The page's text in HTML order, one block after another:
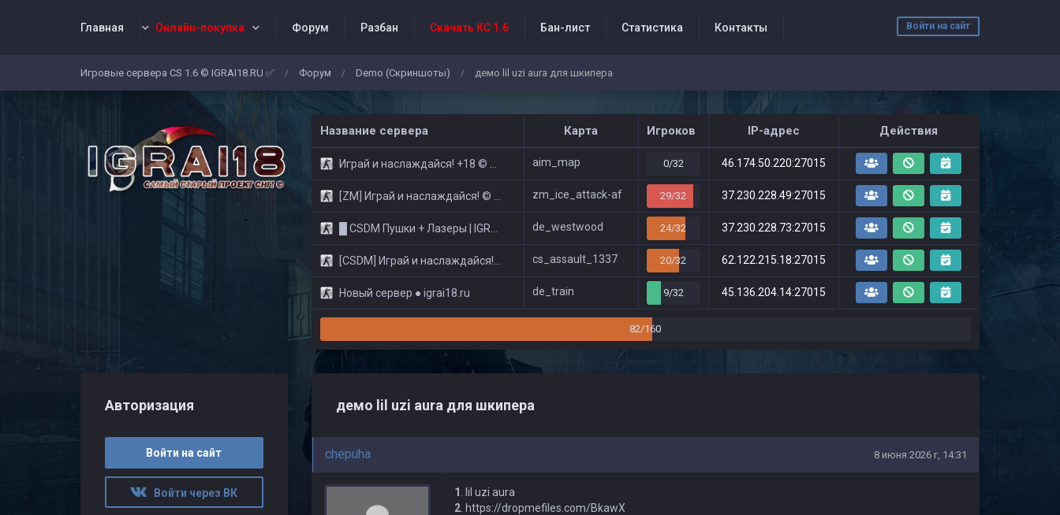
Войти на сайт
Главная Онлайн-покупка Форум Разбан Скачать КС 1.6 Бан-лист Статистика Контакты
События проекта
Игровые сервера CS 1.6 © IGRAI18.RU ✅ / Форум / Demo (Скриншоты) / демо lil uzi aura для шкипера
Название сервера Карта Игроков IP-адрес Действия
Играй и наслаждайся! +18 © Public aim_map 0/32 46.174.50.220:27015
[ZM] Играй и наслаждайся! © Zombie Show zm_ice_attack-af 29/32 37.230.228.49:27015
█ CSDM Пушки + Лазеры | IGRAI18.RU ツ █ de_westwood 24/32 37.230.228.73:27015
[CSDM] Играй и наслаждайся! © Classic cs_assault_1337 20/32 62.122.215.18:27015
Новый сервер ● igrai18.ru de_train 9/32 45.136.204.14:27015
82/160
демо lil uzi aura для шкипера
chepuha 8 июня 2026 г, 14:31
1
. lil uzi aura
2. https://dropmefiles.com/BkawX
Авторизация
Войти на сайт
Войти через ВК